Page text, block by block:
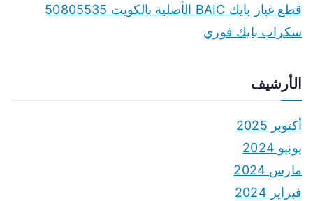
قطع غيار بايك BAIC الأصلية بالكويت 50805535
سكراب بايك فوري
الأرشيف
أكتوبر 2025
يونيو 2024
مارس 2024
فبراير 2024